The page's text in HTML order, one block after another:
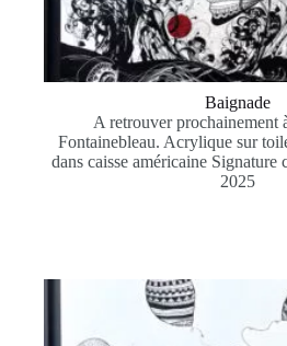
Baignade
A retrouver prochainement
Fontainebleau. Acrylique sur
dans caisse américaine Signature
2025